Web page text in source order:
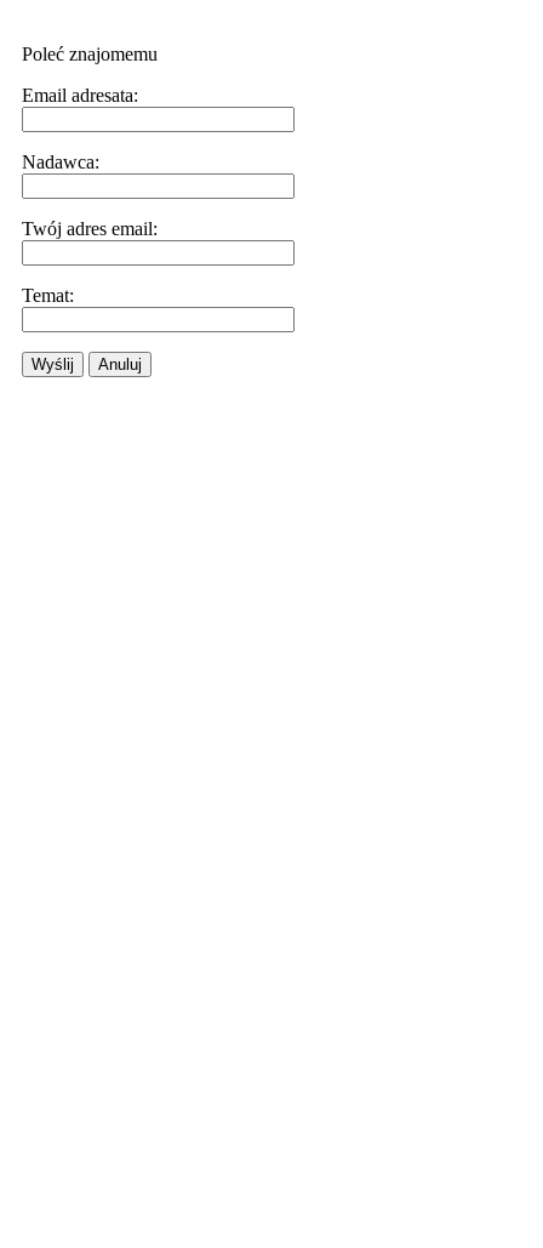
Poleć znajomemu
Email adresata:
Nadawca:
Twój adres email:
Temat:
Wyślij Anuluj